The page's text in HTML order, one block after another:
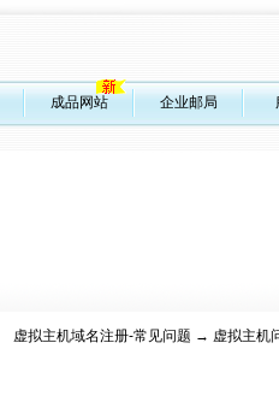
成品网站 企业邮局
虚拟主机域名注册-常见问题 → 虚拟主机